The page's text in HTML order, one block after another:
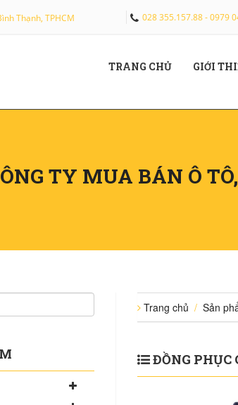
Thạnh, TPHCM 028 355.157.88 - 0979
TRANG CHỦ(CURRENT)
GIỚI
TY MUA BÁN Ô TÔ,
Trang chủ / Sản
ĐỒNG PHỤC